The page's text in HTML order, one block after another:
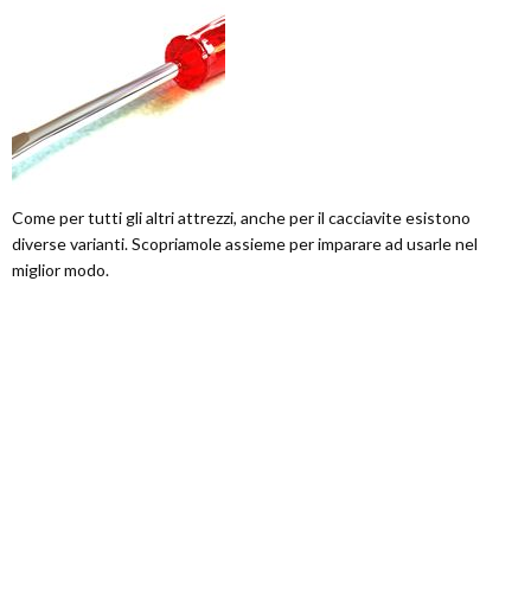
Come per tutti gli altri attrezzi, anche per il cacciavite esistono
diverse varianti. Scopriamole assieme per imparare ad usarle nel
miglior modo.